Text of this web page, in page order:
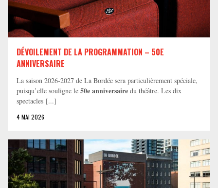
DÉVOILEMENT DE LA PROGRAMMATION – 50E
ANNIVERSAIRE
La saison 2026-2027 de La Bordée sera particulièrement spéciale,
puisqu’elle souligne le 50e anniversaire du théâtre. Les dix
spectacles [...]
4 MAI 2026